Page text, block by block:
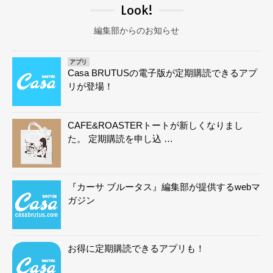
Look!
編集部からのお知らせ
アプリ
Casa BRUTUSの電子版が定期購読できるアプ
リが登場！
CAFE&ROASTERトートが新しくなりまし
た。 定期購読を申し込 …
『カーサ ブルータス』編集部が提供するwebマ
ガジン
お得に定期購読できるアプリも！